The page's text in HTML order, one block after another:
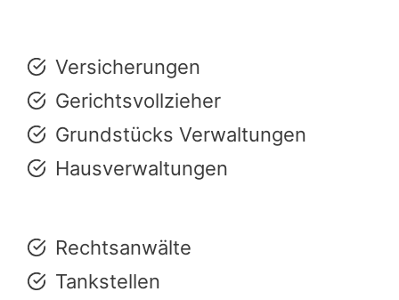
Versicherungen
Gerichtsvollzieher
Grundstücks Verwaltungen
Hausverwaltungen
Rechtsanwälte
Tankstellen